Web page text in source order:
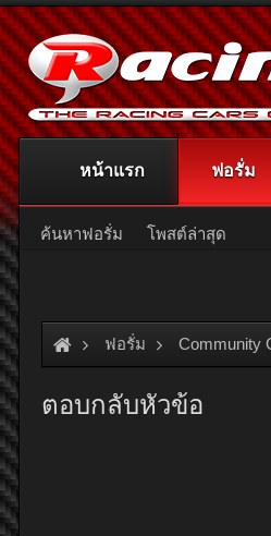
ฟอรั่ม Community
ตอบกลับหัวข้อ
หน้าแรก ฟอรั่ม
ค้นหาฟอรั่ม โพสต์ล่าสุด